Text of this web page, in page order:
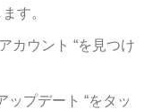
す。
カウント “を見つけ
ップデート “をタッ